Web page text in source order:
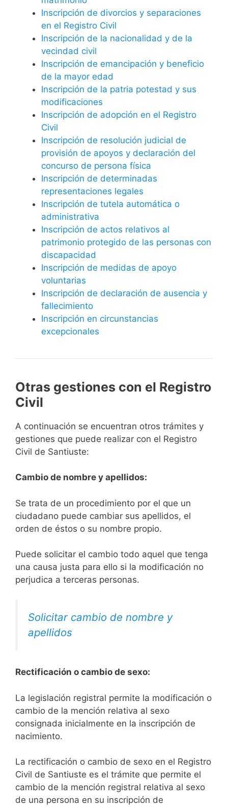
Inscripción de divorcios y separaciones
en el Registro Civil
Inscripción de la nacionalidad y de la
vecindad civil
Inscripción de emancipación y beneficio
de la mayor edad
Inscripción de la patria potestad y sus
modificaciones
Inscripción de adopción en el Registro
Civil
Inscripción de resolución judicial de
provisión de apoyos y declaración del
concurso de persona física
Inscripción de determinadas
representaciones legales
Inscripción de tutela automática o
administrativa
Inscripción de actos relativos al
patrimonio protegido de las personas con
discapacidad
Inscripción de medidas de apoyo
voluntarias
Inscripción de declaración de ausencia y
fallecimiento
Inscripción en circunstancias
excepcionales
Otras gestiones con el Registro
Civil
A continuación se encuentran otros trámites y
gestiones que puede realizar con el Registro
Civil de Santiuste:
Cambio de nombre y apellidos:
Se trata de un procedimiento por el que un
ciudadano puede cambiar sus apellidos, el
orden de éstos o su nombre propio.
Puede solicitar el cambio todo aquel que tenga
una causa justa para ello si la modificación no
perjudica a terceras personas.
Solicitar cambio de nombre y
apellidos
Rectificación o cambio de sexo:
La legislación registral permite la modificación o
cambio de la mención relativa al sexo
consignada inicialmente en la inscripción de
nacimiento.
La rectificación o cambio de sexo en el Registro
Civil de Santiuste es el trámite que permite el
cambio de la mención registral relativa al sexo
de una persona en su inscripción de